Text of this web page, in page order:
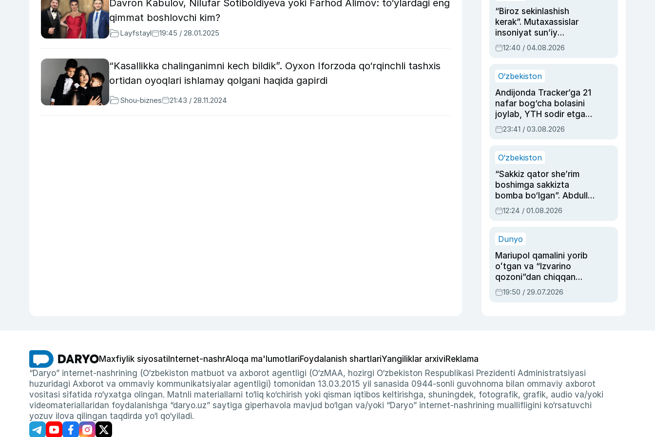
Davron Kabulov, Nilufar Sotiboldiyeva yoki Farhod Alimov: to‘ylardagi eng
qimmat boshlovchi kim?
Layfstayl 19:45 / 28.01.2025
“Kasallikka chalinganimni kech bildik”. Oyxon Iforzoda qo‘rqinchli tashxis
ortidan oyoqlari ishlamay qolgani haqida gapirdi
Shou-biznes 21:43 / 28.11.2024
“Biroz sekinlashish
kerak”. Mutaxassislar
insoniyat sun’iy
intellektni boshqara
olmay qolishidan xavotir
12:40 / 04.08.2026
O‘zbekiston
Andijonda Tracker’ga 21
nafar bog‘cha bolasini
joylab, YTH sodir etgan
ayolga sud hukmi o‘qildi
23:41 / 03.08.2026
O‘zbekiston
“Sakkiz qator she’rim
boshimga sakkizta
bomba bo‘lgan”. Abdulla
Oripovni siyosiy
ayblovlardan asrab
12:24 / 01.08.2026
Dunyo
Mariupol qamalini yorib
oʻtgan va “Izvarino
qozoni”dan chiqqan
qahramon — Ukraina
armiyasi bosh
19:50 / 29.07.2026
Maxfiylik siyosati Internet-nashrAloqa ma'lumotlariFoydalanish shartlariYangiliklar arxiviReklama
“Daryo” internet-nashrining (O‘zbekiston matbuot va axborot agentligi (O‘zMAA, hozirgi O‘zbekiston Respublikasi Prezidenti Administratsiyasi
huzuridagi Axborot va ommaviy kommunikatsiyalar agentligi) tomonidan 13.03.2015 yil sanasida 0944-sonli guvohnoma bilan ommaviy axborot
vositasi sifatida ro‘yxatga olingan. Matnli materiallarni to‘liq ko‘chirish yoki qisman iqtibos keltirishga, shuningdek, fotografik, grafik, audio va/yoki
videomateriallaridan foydalanishga “daryo.uz” saytiga giperhavola mavjud bo‘lgan va/yoki “Daryo” internet-nashrining muallifligini ko‘rsatuvchi
yozuv ilova qilingan taqdirda yo‘l qo‘yiladi.